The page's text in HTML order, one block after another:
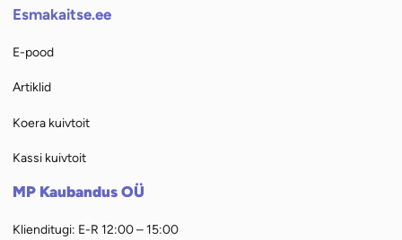
Esmakaitse.ee
E-pood
Artiklid
Koera kuivtoit
Kassi kuivtoit
MP Kaubandus OÜ
Klienditugi: E-R 12:00 – 15:00